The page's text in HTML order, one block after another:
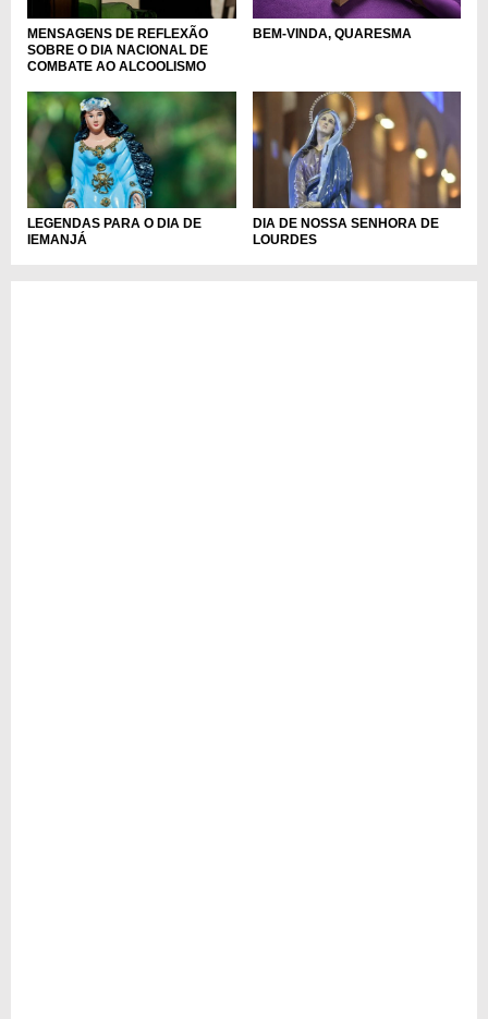
MENSAGENS DE REFLEXÃO
SOBRE O DIA NACIONAL DE
COMBATE AO ALCOOLISMO
BEM-VINDA, QUARESMA
LEGENDAS PARA O DIA DE
IEMANJÁ
DIA DE NOSSA SENHORA DE
LOURDES